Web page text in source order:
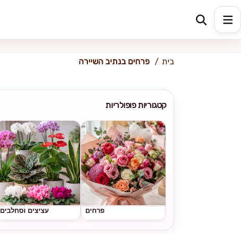
כתובת למשלוח
בית פרחים בנתיב השיירה
קטגוריות פופולריות
פרחים עציצים וסחלבים